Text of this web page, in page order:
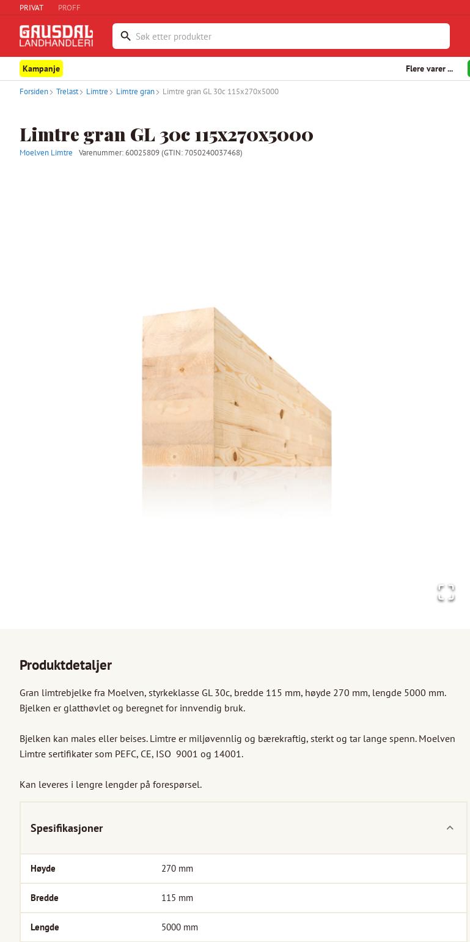
PRIVAT PROFF
Kampanje Flere varer ...
Forsiden Trelast Limtre Limtre gran Limtre gran GL 30c 115x270x5000
Limtre gran GL 30c 115x270x5000
Moelven Limtre Varenummer:60025809(GTIN: 7050240037468)
Produktdetaljer
Gran limtrebjelke fra Moelven, styrkeklasse GL 30c, bredde 115 mm, høyde 270 mm, lengde 5000 mm.
Bjelken er glatthøvlet og beregnet for innvendig bruk.
Bjelken kan males eller beises. Limtre er miljøvennlig og bærekraftig, sterkt og tar lange spenn. Moelven
Limtre sertifikater som PEFC, CE, ISO  9001 og 14001.
Kan leveres i lengre lengder på forespørsel.
Spesifikasjoner
Høyde 270 mm
Bredde 115 mm
Lengde 5000 mm